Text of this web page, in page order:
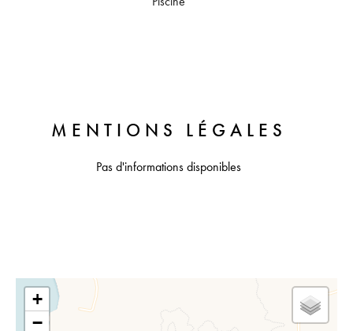
MENTIONS LÉGALES
Pas d'informations disponibles
+
−